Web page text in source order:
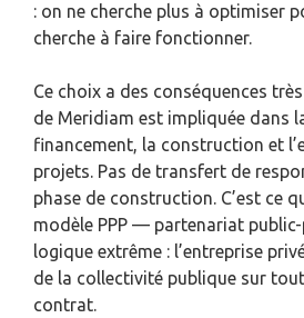
: on ne cherche plus à optimiser
cherche à faire fonctionner.
Ce choix a des conséquences
de Meridiam est impliquée dans
financement, la construction et
projets. Pas de transfert de
phase de construction. C’est ce
modèle PPP — partenariat
logique extrême : l’entreprise
de la collectivité publique sur
contrat.